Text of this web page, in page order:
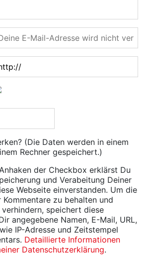
(Die Daten werden in einem
Rechner gespeichert.)
der Checkbox erklärst Du
und Verabeitung Deiner
Webseite einverstanden. Um die
zu behalten und
speichert diese
angegebene Namen, E-Mail, URL,
IP-Adresse und Zeitstempel
Detaillierte Informationen
Datenschutzerklärung.